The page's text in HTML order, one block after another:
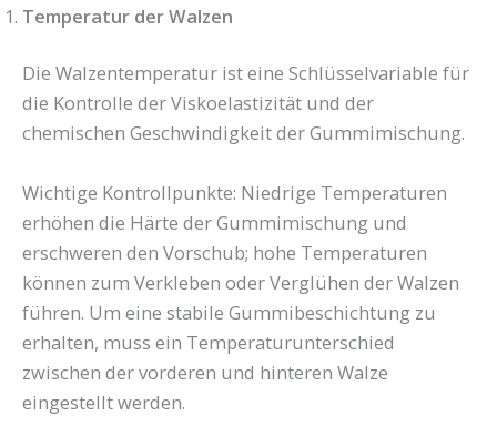
Temperatur der Walzen
Die Walzentemperatur ist eine Schlüsselvariable für
die Kontrolle der Viskoelastizität und der
chemischen Geschwindigkeit der Gummimischung.
Wichtige Kontrollpunkte: Niedrige Temperaturen
erhöhen die Härte der Gummimischung und
erschweren den Vorschub; hohe Temperaturen
können zum Verkleben oder Verglühen der Walzen
führen. Um eine stabile Gummibeschichtung zu
erhalten, muss ein Temperaturunterschied
zwischen der vorderen und hinteren Walze
eingestellt werden.